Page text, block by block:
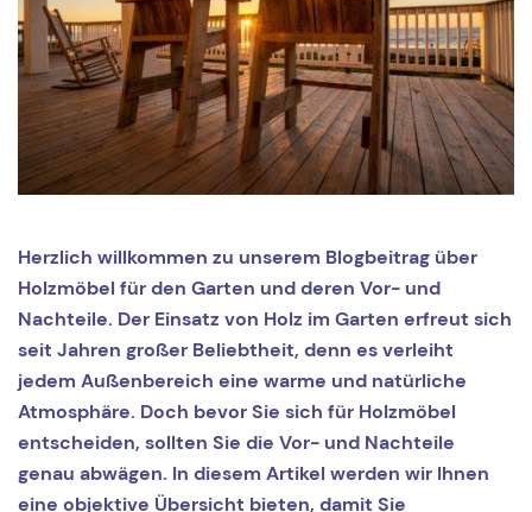
Herzlich willkommen zu unserem Blogbeitrag über
Holzmöbel für den Garten und deren Vor- und
Nachteile. Der Einsatz von Holz im Garten erfreut sich
seit Jahren großer Beliebtheit, denn es verleiht
jedem Außenbereich eine warme und natürliche
Atmosphäre. Doch bevor Sie sich für Holzmöbel
entscheiden, sollten Sie die Vor- und Nachteile
genau abwägen. In diesem Artikel werden wir Ihnen
eine objektive Übersicht bieten, damit Sie